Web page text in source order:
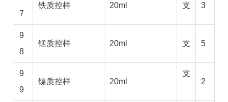
7
铁质控样 20ml 支 3
9
8
锰质控样 20ml 支 5
9
9
镍质控样 20ml
支
2